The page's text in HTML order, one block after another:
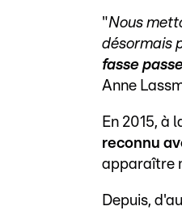
"Nous
désormais
fasse
Anne
En 2015, à
reconnu
apparaître
Depuis,